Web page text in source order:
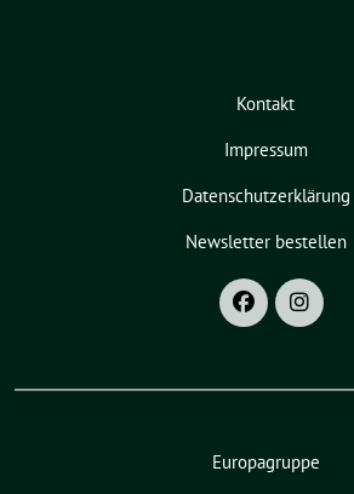
Kontakt
Impressum
Datenschutzerklärung
Newsletter bestellen
Europagruppe